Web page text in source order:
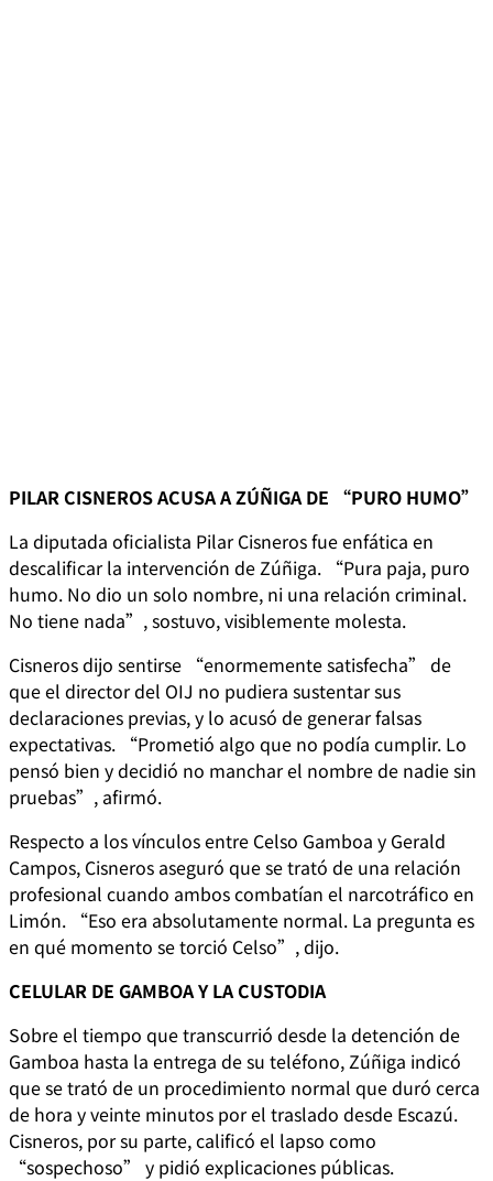
PILAR CISNEROS ACUSA A ZÚÑIGA DE “PURO HUMO”
La diputada oficialista Pilar Cisneros fue enfática en
descalificar la intervención de Zúñiga. “Pura paja, puro
humo. No dio un solo nombre, ni una relación criminal.
No tiene nada”, sostuvo, visiblemente molesta.
Cisneros dijo sentirse “enormemente satisfecha” de
que el director del OIJ no pudiera sustentar sus
declaraciones previas, y lo acusó de generar falsas
expectativas. “Prometió algo que no podía cumplir. Lo
pensó bien y decidió no manchar el nombre de nadie sin
pruebas”, afirmó.
Respecto a los vínculos entre Celso Gamboa y Gerald
Campos, Cisneros aseguró que se trató de una relación
profesional cuando ambos combatían el narcotráfico en
Limón. “Eso era absolutamente normal. La pregunta es
en qué momento se torció Celso”, dijo.
CELULAR DE GAMBOA Y LA CUSTODIA
Sobre el tiempo que transcurrió desde la detención de
Gamboa hasta la entrega de su teléfono, Zúñiga indicó
que se trató de un procedimiento normal que duró cerca
de hora y veinte minutos por el traslado desde Escazú.
Cisneros, por su parte, calificó el lapso como
“sospechoso” y pidió explicaciones públicas.